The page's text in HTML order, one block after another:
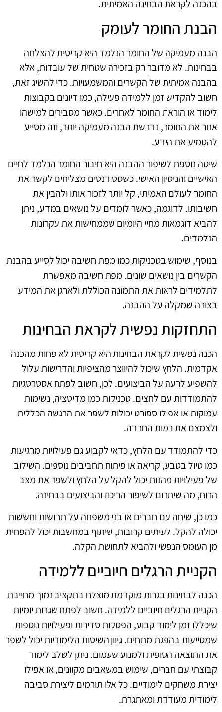
בהכנה לקראת הבחינה האמיתית.
הבנת החומר לעומק
הבנה מעמיקה של החומר הנלמד היא קריטית להצלחה
בבחינות. לא מדובר רק בזכירה שטחית של עובדות, אלא
בהבנה אמיתית של הקשרים והמשמעויות. כדי להשיג זאת,
חשוב להקדיש זמן ללמידה פעילה, כמו דיונים בקבוצות
לימוד או הוראת החומר לאחרים. כאשר מסבירים למישהו
אחר את החומר, נדרשת הבנה מעמיקה יותר, וזה מסייע
להטמיע את הידע.
שיטה נוספת לשיפור ההבנה היא חיבור החומר הנלמד לחיים
האישיים והניסיון האישי. כשסטודנטים מצליחים לקשר את
החומר לעולם האמיתי, קל יותר לזכור אותו ולהבין את
חשיבותו. לדוגמה, כאשר לומדים על נושאים במדע, ניתן
להביא דוגמאות מחיי היומיום שממחישות את עקרונות
הנלמדים.
בנוסף, שימוש בטכניקות כמו מפת חשיבה יכול לסייע בהבנת
הקשרים בין נושאים שונים. מפת חשיבה מאפשרת
לתלמידים לראות את התמונה הכוללת ולארגן את המידע
בצורה שמקלה על ההבנה.
התחזקות נפשית לקראת הבחינות
הכנה נפשית לקראת הבחינות היא קריטית לא פחות מהכנה
אקדמית. הלחץ שיכול להיווצר מהציפיות והדרישות עלול
להשפיע לרעה על הביצועים. לכן, חשוב לפתח אסטרטגיות
להתמודדות עם לחצים. טכניקות כמו מדיטציה, נשימות
עמוקות או אפילו ספורט יכולות לשפר את הרגשה הכללית
ולצמצם את רמות החרדה.
כדי להתמודד עם הלחץ, כדאי לקבוע גם פעילויות מרגיעות
כמו טיול בטבע, קריאה או פיתוח תחביבים נוספים. השילוב
של פעילויות מהנות יכול להקל על הלחץ ולשפר את מצב
הרוח, מה שיתרום לשיפור הריכוז והביצועים בבחינה.
כמו כן, שיחה עם חברים או בני משפחה על תחושות וחששות
יכולה להקל. לעיתים קרובות, שיתוף במחשבות יכול להפחית
מן העומס הנפשי ולהביא לתחושת הקלה.
הקניית הרגלים חיוביים ללמידה
הכנה לבחינות בגרות מוקדמת מוצלח בתקציב נמוך מחייבת
הקניית הרגלים חיוביים ללמידה. חשוב לפתח שגרות יומיות
שיכללו זמן לימוד קבוע, הפסקות סדירות ופעילויות נוספות
שמסייעות בהפגת מתחים. גיוון השיטות הלימודיות יכול לשפר
את התוצאה הסופית ולמנוע שעמום. ניתן לשלב לימוד
קבוצתי עם חברים, שימוש במשאבים מקוונים, או אפילו
יצירת משחקים לימודיים. כל אלו תורמים ליצירת סביבה
לימודית מעודדת ומאתגרת.